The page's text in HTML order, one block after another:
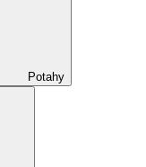
Potahy